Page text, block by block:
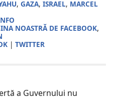
, GAZA, ISRAEL, MARCEL
NOASTRĂ DE FACEBOOK,
| TWITTER
a Guvernului nu